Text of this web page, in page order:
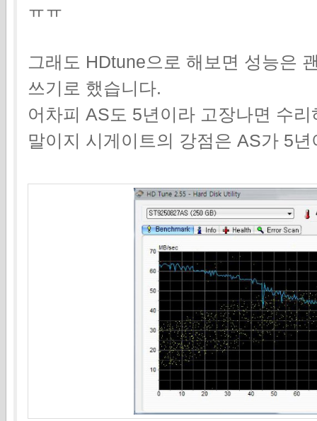
ㅠㅠ
그래도 HDtune으로 해보면 성능은
쓰기로 했습니다.
어차피 AS도 5년이라 고장나면 수
말이지 시게이트의 강점은 AS가 5